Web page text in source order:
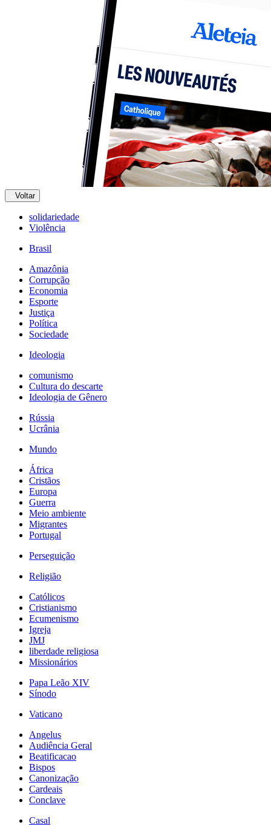
Voltar
solidariedade
Violência
Brasil
Amazônia
Corrupção
Economia
Esporte
Justiça
Política
Sociedade
Ideologia
comunismo
Cultura do descarte
Ideologia de Gênero
Rússia
Ucrânia
Mundo
África
Cristãos
Europa
Guerra
Meio ambiente
Migrantes
Portugal
Perseguição
Religião
Católicos
Cristianismo
Ecumenismo
Igreja
JMJ
liberdade religiosa
Missionários
Papa Leão XIV
Sínodo
Vaticano
Angelus
Audiência Geral
Beatificacao
Bispos
Canonização
Cardeais
Conclave
Casal